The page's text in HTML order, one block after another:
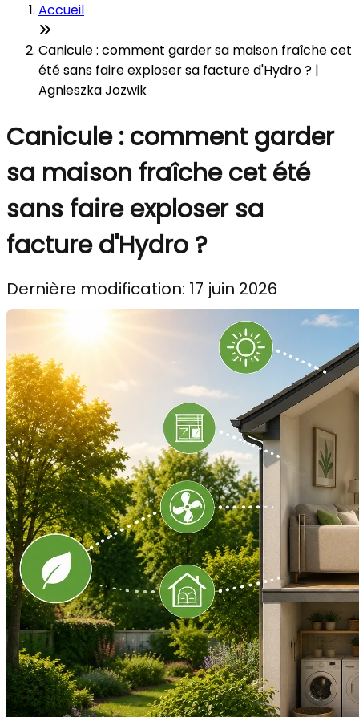
Accueil
Canicule : comment garder sa maison fraîche cet
été sans faire exploser sa facture d'Hydro ? |
Agnieszka Jozwik
Canicule : comment garder
sa maison fraîche cet été
sans faire exploser sa
facture d'Hydro ?
Dernière modification: 17 juin 2026